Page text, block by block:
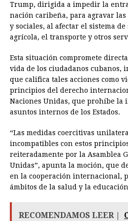
Trump, dirigida a impedir la
nación caribeña, para agravar
y sociales, al afectar el sistema
agrícola, el transporte y otros
Esta situación compromete
vida de los ciudadanos cubanos,
que califica tales acciones como
principios del derecho
Naciones Unidas, que prohíbe la
asuntos internos de los Estados.
“Las medidas coercitivas
incompatibles con estos
reiteradamente por la Asamblea
Unidas”, apunta la moción, que
en la cooperación internacional,
ámbitos de la salud y la
RECOMENDAMOS LEER |